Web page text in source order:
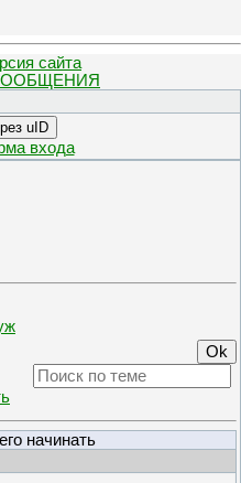
сайта
uID
входа
начинать